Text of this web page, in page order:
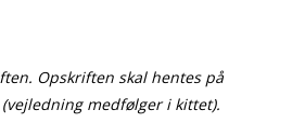
Opskriften skal hentes på
(vejledning medfølger i kittet).